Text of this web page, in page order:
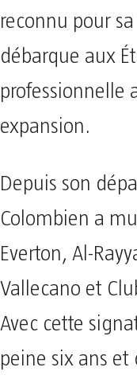
reconnu pour
débarque aux
professionnelle
expansion.
Depuis son
Colombien a
Everton, Al-
Vallecano et
Avec cette
peine six ans